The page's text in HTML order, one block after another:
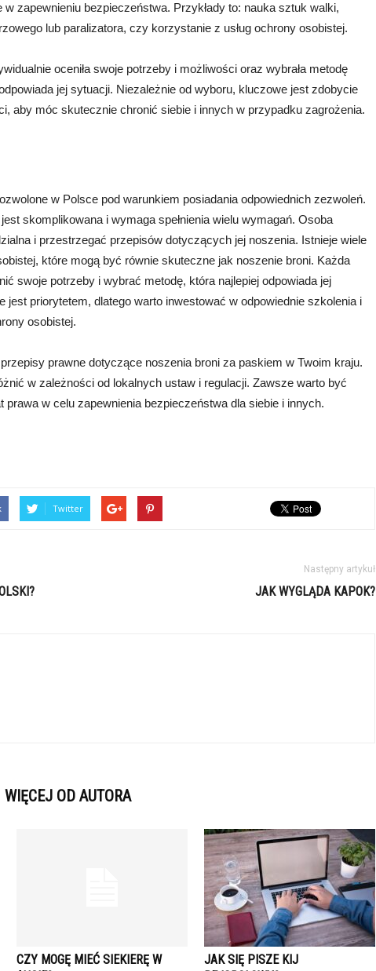
zapewnieniu bezpieczeństwa. Przykłady to: nauka sztuk walki,
lub paralizatora, czy korzystanie z usług ochrony osobistej.
oceniła swoje potrzeby i możliwości oraz wybrała metodę
jej sytuacji. Niezależnie od wyboru, kluczowe jest zdobycie
aby móc skutecznie chronić siebie i innych w przypadku zagrożenia.
w Polsce pod warunkiem posiadania odpowiednich zezwoleń.
skomplikowana i wymaga spełnienia wielu wymagań. Osoba
i przestrzegać przepisów dotyczących jej noszenia. Istnieje wiele
które mogą być równie skuteczne jak noszenie broni. Każda
swoje potrzeby i wybrać metodę, która najlepiej odpowiada jej
jest priorytetem, dlatego warto inwestować w odpowiednie szkolenia i
osobistej.
prawne dotyczące noszenia broni za paskiem w Twoim kraju.
w zależności od lokalnych ustaw i regulacji. Zawsze warto być
w celu zapewnienia bezpieczeństwa dla siebie i innych.
Twitter
Następny artykuł
JAK WYGLĄDA KAPOK?
WIĘCEJ OD AUTORA
CZY MOGĘ MIEĆ SIEKIERĘ W
JAK SIĘ PISZE KIJ